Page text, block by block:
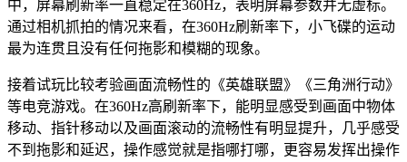
中，屏幕刷新率一直稳定在360Hz，表明屏幕参数并无虚标。
通过相机抓拍的情况来看，在360Hz刷新率下，小飞碟的运动
最为连贯且没有任何拖影和模糊的现象。
接着试玩比较考验画面流畅性的《英雄联盟》《三角洲行动》
等电竞游戏。在360Hz高刷新率下，能明显感受到画面中物体
移动、指针移动以及画面滚动的流畅性有明显提升，几乎感受
不到拖影和延迟，操作感觉就是指哪打哪，更容易发挥出操作